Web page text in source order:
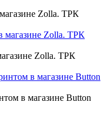
Zolla. ТРК
Zolla. ТРК
в магазине Button